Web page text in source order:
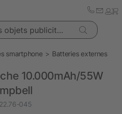
smartphone Batteries externes
10.000mAh/55W
045